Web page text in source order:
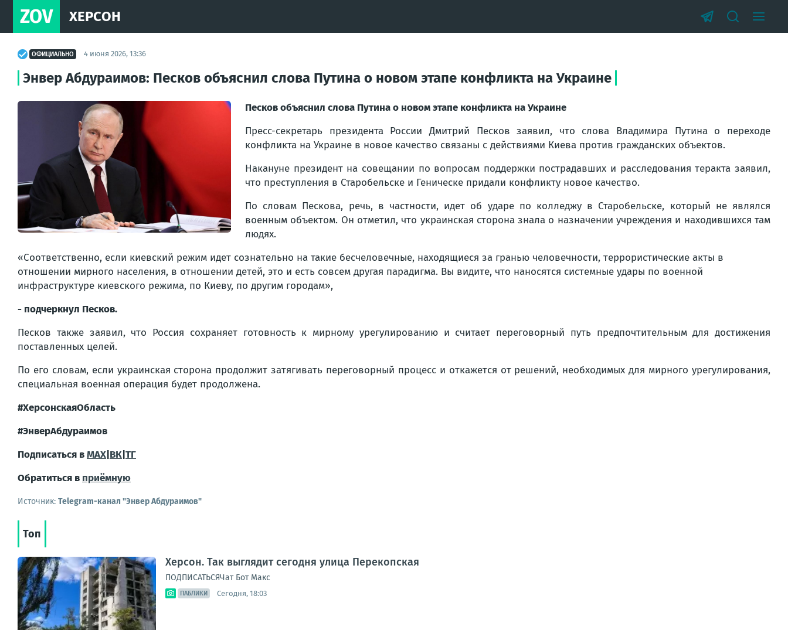
ZOV ХЕРСОН
ОФИЦИАЛЬНО 4 июня 2026, 13:36
Энвер Абдураимов: Песков объяснил слова Путина о новом этапе конфликта на Украине
Песков объяснил слова Путина о новом этапе конфликта на Украине
Пресс-секретарь президента России Дмитрий Песков заявил, что слова Владимира Путина о переходе
конфликта на Украине в новое качество связаны с действиями Киева против гражданских объектов.
Накануне президент на совещании по вопросам поддержки пострадавших и расследования теракта заявил,
что преступления в Старобельске и Геническе придали конфликту новое качество.
По словам Пескова, речь, в частности, идет об ударе по колледжу в Старобельске, который не являлся
военным объектом. Он отметил, что украинская сторона знала о назначении учреждения и находившихся там
людях.
«Соответственно, если киевский режим идет сознательно на такие бесчеловечные, находящиеся за гранью человечности, террористические акты в
отношении мирного населения, в отношении детей, это и есть совсем другая парадигма. Вы видите, что наносятся системные удары по военной
инфраструктуре киевского режима, по Киеву, по другим городам»,
- подчеркнул Песков.
Песков также заявил, что Россия сохраняет готовность к мирному урегулированию и считает переговорный путь предпочтительным для достижения
поставленных целей.
По его словам, если украинская сторона продолжит затягивать переговорный процесс и откажется от решений, необходимых для мирного урегулирования,
специальная военная операция будет продолжена.
#ХерсонскаяОбласть
#ЭнверАбдураимов
Подписаться вMAX ВК ТГ
Обратиться в приёмную
Источник: Telegram-канал "Энвер Абдураимов"
Топ
Херсон. Так выглядит сегодня улица Перекопская
ПОДПИСАТЬСЯЧат Бот Макс
ПАБЛИКИ Сегодня, 18:03